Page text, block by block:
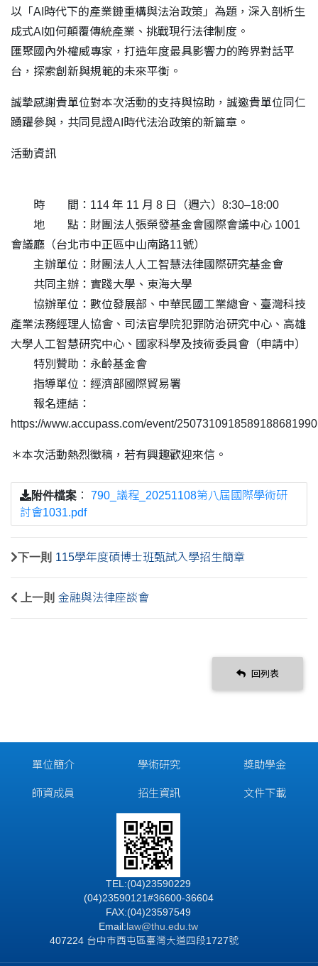
以「AI時代下的產業鏈重構與法治政策」為題，深入剖析生
成式AI如何顛覆傳統產業、挑戰現行法律制度。
匯聚國內外權威專家，打造年度最具影響力的跨界對話平
台，探索創新與規範的未來平衡。
誠摯感謝貴單位對本次活動的支持與協助，誠邀貴單位同仁
踴躍參與，共同見證AI時代法治政策的新篇章。
活動資訊
時 間：114 年 11 月 8 日（週六）8:30–18:00
地 點：財團法人張榮發基金會國際會議中心 1001
會議廳（台北市中正區中山南路11號）
主辦單位：財團法人人工智慧法律國際研究基金會
共同主辦：實踐大學、東海大學
協辦單位：數位發展部、中華民國工業總會、臺灣科技
產業法務經理人協會、司法官學院犯罪防治研究中心、高雄
大學人工智慧研究中心、國家科學及技術委員會（申請中）
特別贊助：永齡基金會
指導單位：經濟部國際貿易署
報名連結：
https://www.accupass.com/event/2507310918589188681990
＊本次活動熱烈徵稿，若有興趣歡迎來信。
附件檔案 ： 790_議程_20251108第八屆國際學術研
討會1031.pdf
下一則 115學年度碩博士班甄試入學招生簡章
上一則 金融與法律座談會
回列表
單位簡介
師資成員
學術研究
招生資訊
獎助學金
文件下載
TEL:(04)23590229
(04)23590121#36600-36604
FAX:(04)23597549
Email: law@thu.edu.tw
407224 台中市西屯區臺灣大道四段1727號